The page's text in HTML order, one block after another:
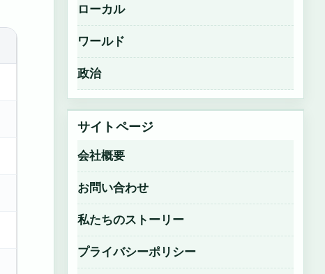
ローカル
ワールド
政治
サイトページ
会社概要
お問い合わせ
私たちのストーリー
プライバシーポリシー